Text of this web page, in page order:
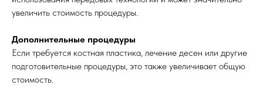
увеличить стоимость процедуры.
Дополнительные процедуры
Если требуется костная пластика, лечение десен или другие
подготовительные процедуры, это также увеличивает общую
стоимость.